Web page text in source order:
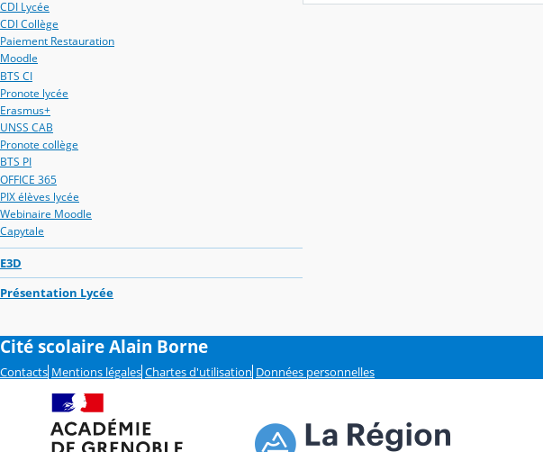
CDI Lycée
CDI Collège
Paiement Restauration
Moodle
BTS CI
Pronote lycée
Erasmus+
UNSS CAB
Pronote collège
BTS PI
OFFICE 365
PIX élèves lycée
Webinaire Moodle
Capytale
E3D
Présentation Lycée
Cité scolaire Alain Borne
Contacts Mentions légales Chartes d'utilisation Données personnelles